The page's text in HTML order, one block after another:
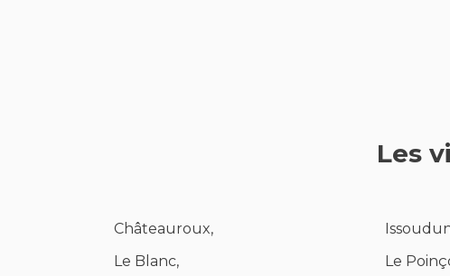
Les
Châteauroux,
Le Blanc,
Le